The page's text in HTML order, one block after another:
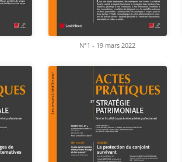
N°1 - 19 mars 2022